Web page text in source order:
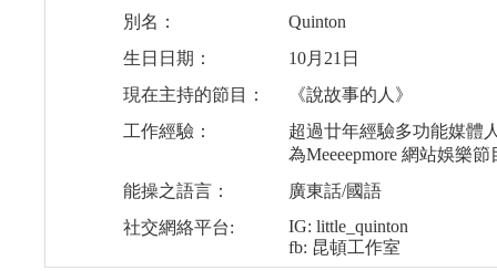
別名：
Quinton
生日日期：
10月21日
現在主持的節目：
《說故事的人》
工作經驗：
超過廿年經驗多功能媒體
為Meeeepmore 網站娛樂
能操之語言：
廣東話/國語
社交網絡平台:
IG: little_quinton
fb: 昆頓工作室